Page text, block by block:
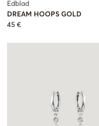
Edblad
DREAM HOOPS GOLD
45 €